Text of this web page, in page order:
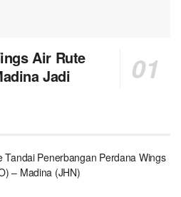
Air Rute
Jadi
Tandai Penerbangan Perdana Wings
– Madina (JHN)